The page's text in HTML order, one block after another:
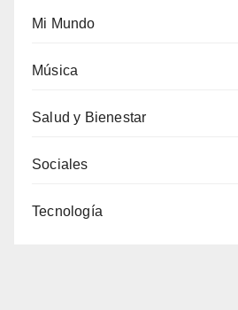
Mi Mundo
Música
Salud y Bienestar
Sociales
Tecnología